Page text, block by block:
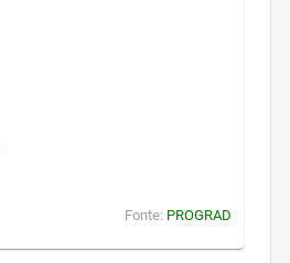
Fonte: PROGRAD